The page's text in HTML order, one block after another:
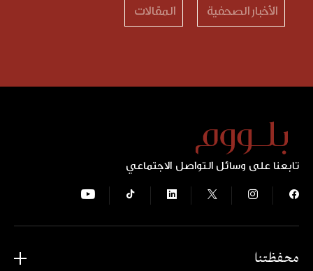
الأخبار الصحفية المقالات
تابعنا على وسائل التواصل الاجتماعي
محفظتنا